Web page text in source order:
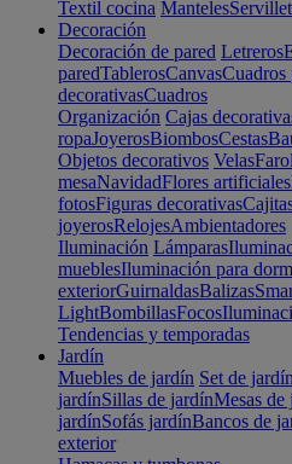
Textil cocina Manteles
Decoración
Decoración de pared Letreros
paredTablerosCanvasCuadros
decorativasCuadros
Organización Cajas
ropaJoyerosBiombosCestas
Objetos decorativos Velas
mesaNavidadFlores artificiales
fotosFiguras decorativas
joyerosRelojesAmbientadores
Iluminación Lámparas
mueblesIluminación para
exteriorGuirnaldasBalizas
LightBombillasFocos
Tendencias y temporadas
Jardín
Muebles de jardín Set de jardín
jardínSillas de jardínMesas de
jardínSofás jardínBancos de
exterior